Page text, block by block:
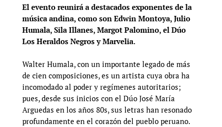
El evento reunirá a destacados exponentes de la
música andina, como son Edwin Montoya, Julio
Humala, Sila Illanes, Margot Palomino, el Dúo
Los Heraldos Negros y Marvelia.
Walter Humala, con un importante legado de más
de cien composiciones, es un artista cuya obra ha
incomodado al poder y regímenes autoritarios;
pues, desde sus inicios con el Dúo José María
Arguedas en los años 80s, sus letras han resonado
profundamente en el corazón del pueblo peruano.